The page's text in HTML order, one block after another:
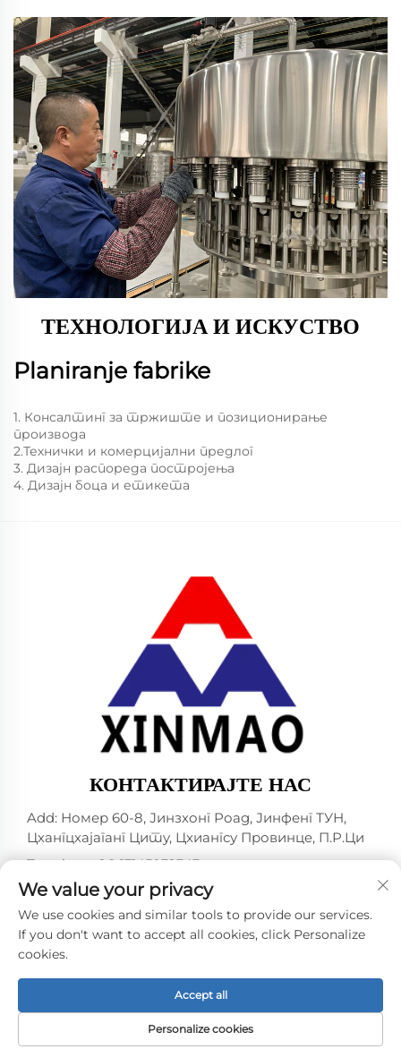
ТЕХНОЛОГИЈА И ИСКУСТВО
Planiranje fabrike
1. Консалтинг за тржиште и позиционирање
производа
2.Технички и комерцијални предлог
3. Дизајн распореда постројења
4. Дизајн боца и етикета
КОНТАКТИРАЈТЕ НАС
Add: Номер 60-8, Јинзхонг Роад, Јинфенг ТУН,
Цхангцхајаганг Цитy, Цхиангсу Провинцe, П.Р.Ци
Телефон:+86-13145032343
Е-маил:[email protected]
Ауторско право © 2024 од стране ЦHANGJIAGANG
CITY XINMAO ДРИНК МАСХИНЕРИ ЦО., ЛТД. -
Политике приватности
We value your privacy
We use cookies and similar tools to provide our services.
If you don't want to accept all cookies, click Personalize
cookies.
Personalize cookies
Accept all